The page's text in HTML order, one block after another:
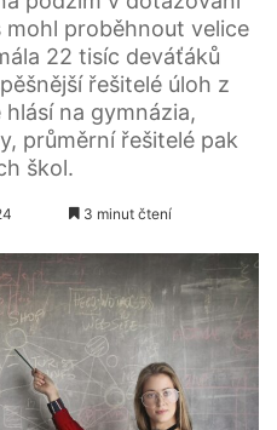
mohl proběhnout velice
22 tisíc deváťáků
řešitelé úloh z
na gymnázia,
průměrní řešitelé pak
škol.
3 minut čtení